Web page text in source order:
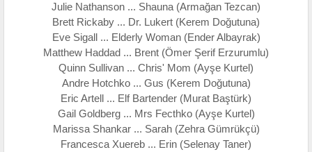
Julie Nathanson ... Shauna (Armağan Tezcan)
Brett Rickaby ... Dr. Lukert (Kerem Doğutuna)
Eve Sigall ... Elderly Woman (Ender Albayrak)
Matthew Haddad ... Brent (Ömer Şerif Erzurumlu)
Quinn Sullivan ... Chris' Mom (Ayşe Kurtel)
Andre Hotchko ... Gus (Kerem Doğutuna)
Eric Artell ... Elf Bartender (Murat Baştürk)
Gail Goldberg ... Mrs Fecthko (Ayşe Kurtel)
Marissa Shankar ... Sarah (Zehra Gümrükçü)
Francesca Xuereb ... Erin (Selenay Taner)